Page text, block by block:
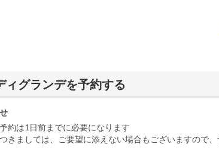
ィグランデを予約する
約は1日前までに必要になります
きましては、ご要望に添えない場合もございますので、